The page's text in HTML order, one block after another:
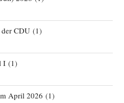
der CDU(1)
I(1)
April 2026 (1)